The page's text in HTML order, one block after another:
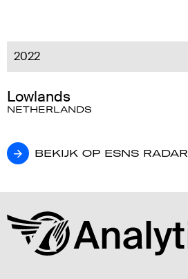
2022
Lowlands
NETHERLANDS
BEKIJK OP ESNS RADAR
BEKIJK OP ESNS RADAR